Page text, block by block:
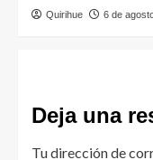
Quirihue 6 de
Deja una
Tu dirección de